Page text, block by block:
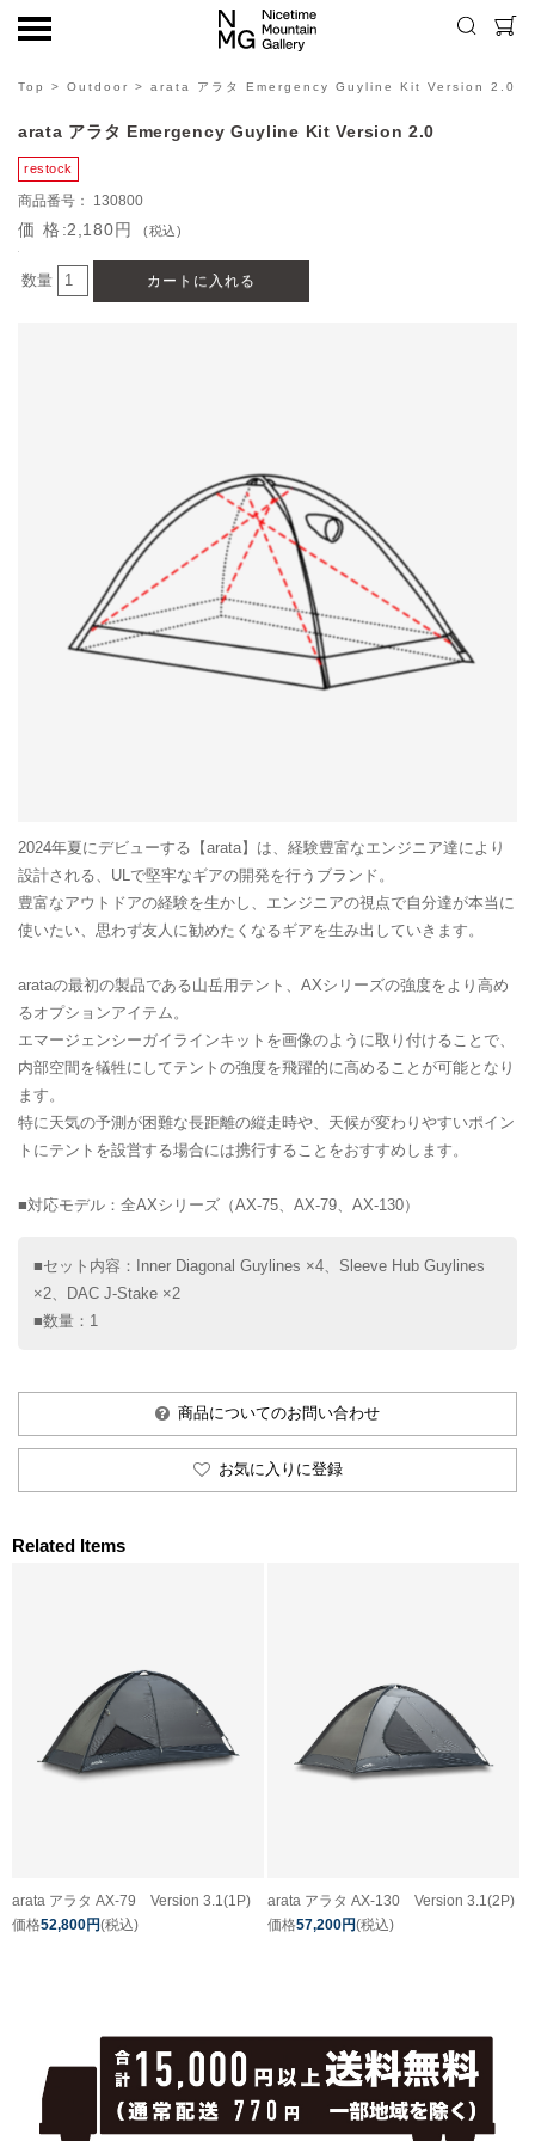
Top > Outdoor > arata アラタ Emergency Guyline Kit Version 2.0
arata アラタ Emergency Guyline Kit Version 2.0
130800
価格2,180円 (税込)
数量
2024年夏にデビューする【arata】は、経験豊富なエンジニア達により
設計される、ULで堅牢なギアの開発を行うブランド。
豊富なアウトドアの経験を生かし、エンジニアの視点で自分達が本当に
使いたい、思わず友人に勧めたくなるギアを生み出していきます。
arataの最初の製品である山岳用テント、AXシリーズの強度をより高め
るオプションアイテム。
エマージェンシーガイラインキットを画像のように取り付けることで、
内部空間を犠牲にしてテントの強度を飛躍的に高めることが可能となり
ます。
特に天気の予測が困難な長距離の縦走時や、天候が変わりやすいポイン
トにテントを設営する場合には携行することをおすすめします。
■対応モデル：全AXシリーズ（AX-75、AX-79、AX-130）
■セット内容：Inner Diagonal Guylines ×4、Sleeve Hub Guylines
×2、DAC J-Stake ×2
■数量：1
商品についてのお問い合わせ
お気に入りに登録
Related Items
arata アラタ AX-79 Version 3.1(1P)
価格52,800円(税込)
arata アラタ AX-130 Version 3.1(2P)
価格57,200円(税込)